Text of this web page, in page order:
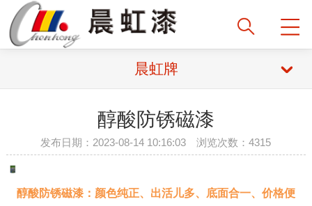
晨虹牌
醇酸防锈磁漆
发布日期：2023-08-14 10:16:03 浏览次数：4315
醇酸防锈磁漆 ：颜色纯正、出活儿多、底面合一、价格便